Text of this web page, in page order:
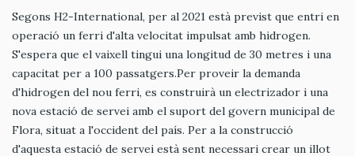
Segons H2-International, per al 2021 està previst que entri en
operació un ferri d'alta velocitat impulsat amb hidrogen.
S'espera que el vaixell tingui una longitud de 30 metres i una
capacitat per a 100 passatgers.Per proveir la demanda
d'hidrogen del nou ferri, es construirà un electrizador i una
nova estació de servei amb el suport del govern municipal de
Flora, situat a l'occident del país. Per a la construcció
d'aquesta estació de servei està sent necessari crear un illot